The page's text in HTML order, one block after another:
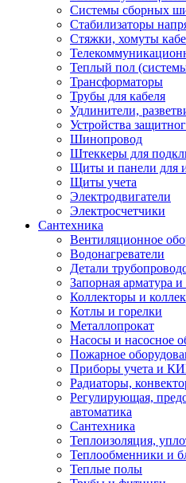
Системы сборных
Стабилизаторы
Стяжки, хомуты
Теплый пол
Трансформаторы
Трубы для кабеля
Удлинители,
Устройства
Шинопровод
Штеккеры для
Щиты и панели для
Щиты учета
Электродвигатели
Электросчетчики
Сантехника
Вентиляционное
Водонагреватели
Детали
Запорная арматура
Коллекторы и
Котлы и горелки
Металлопрокат
Насосы и насосное
Пожарное
Приборы учета и
Радиаторы,
Регулирующая,
автоматика
Сантехника
Теплоизоляция,
Теплообменники и
Теплые полы